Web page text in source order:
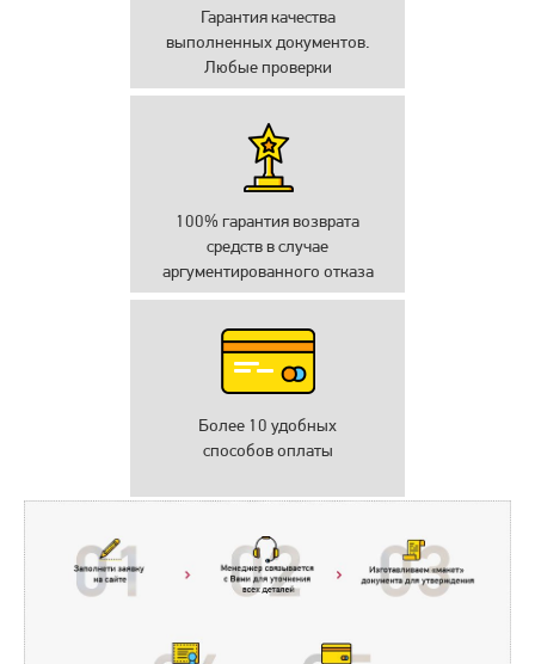
Гарантия качества
выполненных документов.
Любые проверки
100% гарантия возврата
средств в случае
аргументированного отказа
Более 10 удобных
способов оплаты